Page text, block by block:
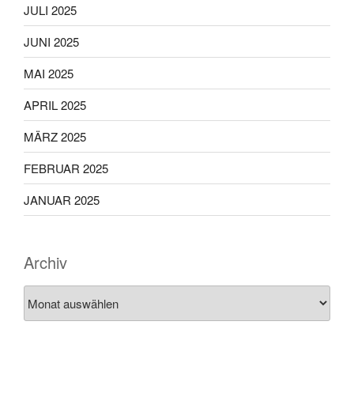
JULI 2025
JUNI 2025
MAI 2025
APRIL 2025
MÄRZ 2025
FEBRUAR 2025
JANUAR 2025
Archiv